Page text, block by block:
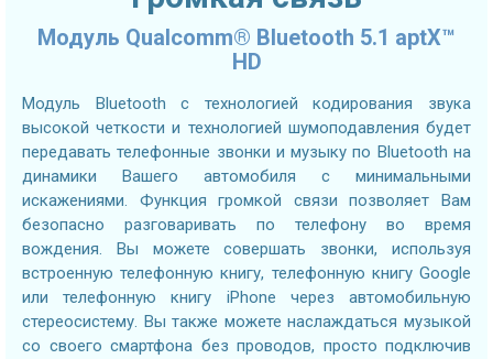
Модуль Qualcomm® Bluetooth 5.1 aptX™
HD
Модуль Bluetooth с технологией кодирования звука
высокой четкости и технологией шумоподавления будет
передавать телефонные звонки и музыку по Bluetooth на
динамики Вашего автомобиля с минимальными
искажениями. Функция громкой связи позволяет Вам
безопасно разговаривать по телефону во время
вождения. Вы можете совершать звонки, используя
встроенную телефонную книгу, телефонную книгу Google
или телефонную книгу iPhone через автомобильную
стереосистему. Вы также можете наслаждаться музыкой
со своего смартфона без проводов, просто подключив